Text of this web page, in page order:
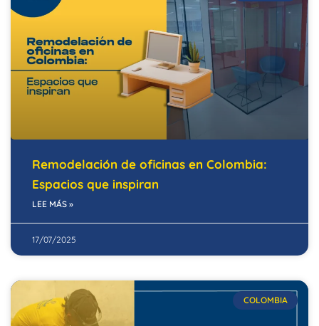
Remodelación de oficinas en Colombia:
Espacios que inspiran
LEE MÁS »
17/07/2025
COLOMBIA